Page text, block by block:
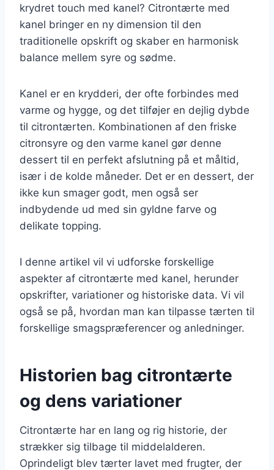
krydret touch med kanel? Citrontærte med
kanel bringer en ny dimension til den
traditionelle opskrift og skaber en harmonisk
balance mellem syre og sødme.
Kanel er en krydderi, der ofte forbindes med
varme og hygge, og det tilføjer en dejlig dybde
til citrontærten. Kombinationen af den friske
citronsyre og den varme kanel gør denne
dessert til en perfekt afslutning på et måltid,
især i de kolde måneder. Det er en dessert, der
ikke kun smager godt, men også ser
indbydende ud med sin gyldne farve og
delikate topping.
I denne artikel vil vi udforske forskellige
aspekter af citrontærte med kanel, herunder
opskrifter, variationer og historiske data. Vi vil
også se på, hvordan man kan tilpasse tærten til
forskellige smagspræferencer og anledninger.
Historien bag citrontærte
og dens variationer
Citrontærte har en lang og rig historie, der
strækker sig tilbage til middelalderen.
Oprindeligt blev tærter lavet med frugter, der